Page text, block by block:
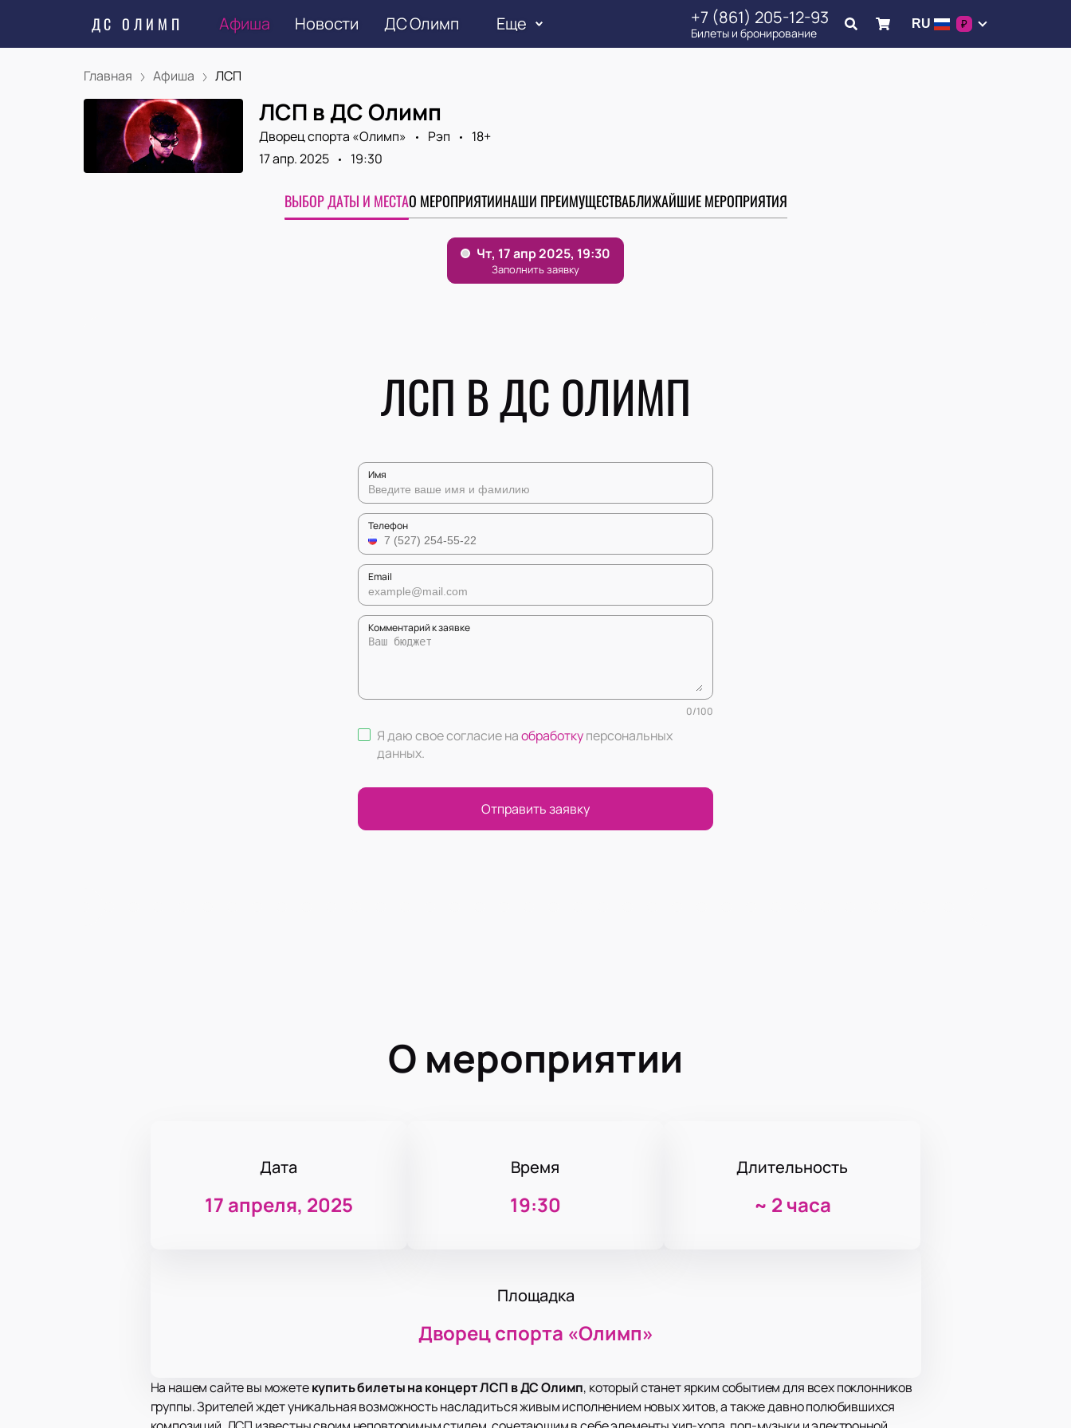
ДС ОЛИМП Афиша Новости ДС Олимп Еще +7 (861) 205-12-93
Билеты и бронирование
RU ₽
Главная Афиша ЛСП
ЛСП в ДС Олимп
Дворец спорта «‎Олимп» Рэп
18+
17 апр. 2025
19:30
ВЫБОР ДАТЫ И МЕСТАО МЕРОПРИЯТИИНАШИ ПРЕИМУЩЕСТВАБЛИЖАЙШИЕ МЕРОПРИЯТИЯ
ЛСП В ДС ОЛИМП
Имя
Телефон
Email
Комментарий к заявке
0/100
Я даю свое согласие наобработкуперсональных
данных.
Отправить заявку
О мероприятии
Дата
17 апреля, 2025
Время
19:30
Длительность
~ 2 часа
Площадка
Дворец спорта «‎Олимп»
На нашем сайте вы можетекупить билеты на концерт ЛСП в ДС Олимп, который станет ярким событием для всех поклонников
группы. Зрителей ждет уникальная возможность насладиться живым исполнением новых хитов, а также давно полюбившихся